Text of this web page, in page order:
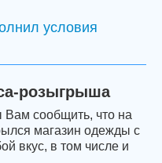
условия
розыгрыша
сообщить, что на
магазин одежды с
вкус, в том числе и